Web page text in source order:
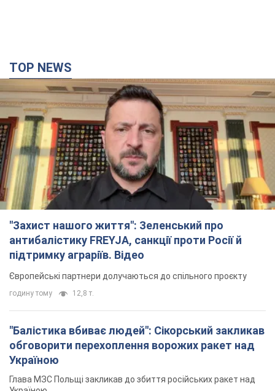
антибалістику FREYJA, санкції проти Росії й
підтримку аграріїв. Відео
Європейські партнери долучаються до спільного проєкту
годину тому 12,8 т.
"Балістика вбиває людей": Сікорський закликав
обговорити перехоплення ворожих ракет над
Україною
Глава МЗС Польщі закликав до збиття російських ракет над
Україною
2 години тому 3,2 т.
Податкова передасть Міноборони дані про
чоловіків 18-60 років: для чого це потрібно
3 години тому 13,4 т.